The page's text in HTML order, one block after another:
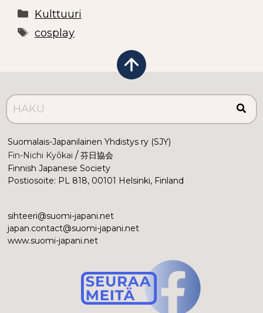
Kulttuuri
cosplay
Suomalais-Japanilainen Yhdistys ry (SJY)
Fin-Nichi Kyōkai / 芬日協会
Finnish Japanese Society
Postiosoite: PL 818, 00101 Helsinki, Finland
sihteeri@suomi-japani.net
japan.contact@suomi-japani.net
www.suomi-japani.net